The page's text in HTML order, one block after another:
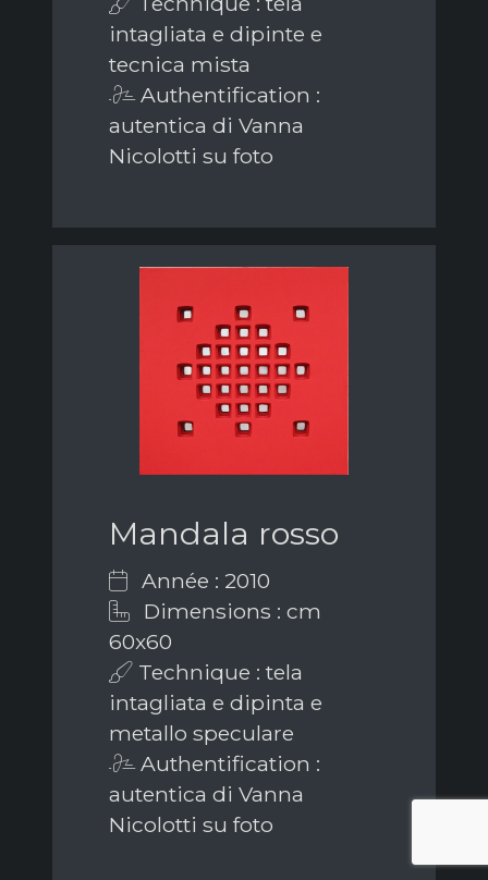
intagliata e dipinte e
tecnica mista
Authentification :
autentica di Vanna
Nicolotti su foto
Mandala rosso
Année : 2010
Dimensions : cm
60x60
Technique : tela
intagliata e dipinta e
metallo speculare
Authentification :
autentica di Vanna
Nicolotti su foto